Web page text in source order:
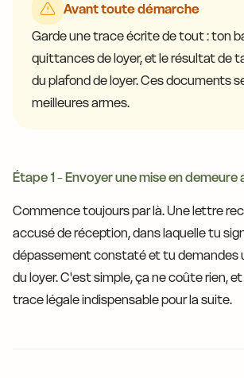
Avant toute démarche
Garde une trace écrite de tout : ton
quittances de loyer, et le résultat de
du plafond de loyer. Ces documents
meilleures armes.
Étape 1 - Envoyer une mise en
Commence toujours par là. Une lettre
accusé de réception, dans laquelle tu
dépassement constaté et tu demandes
du loyer. C'est simple, ça ne coûte rien,
trace légale indispensable pour la suite.